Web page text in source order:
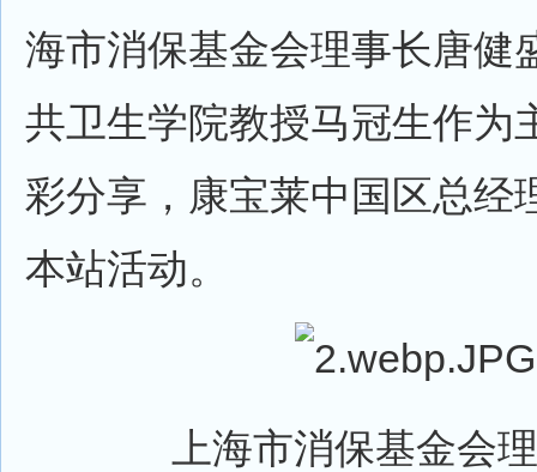
海市消保基金会理事长唐健
共卫生学院教授马冠生作为
彩分享，康宝莱中国区总经
本站活动。
上海市消保基金会理